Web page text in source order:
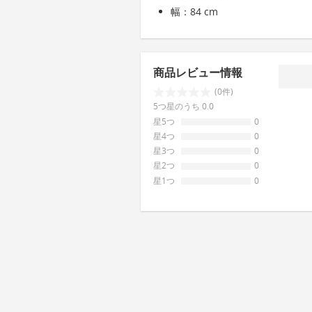
幅：84 cm
商品レビュー情報
(0件)
5つ星のうち 0.0
星5つ
0
星4つ
0
星3つ
0
星2つ
0
星1つ
0